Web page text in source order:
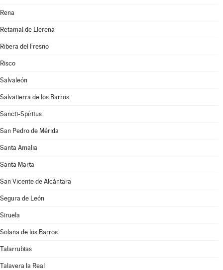
Rena
Retamal de Llerena
Ribera del Fresno
Risco
Salvaleón
Salvatierra de los Barros
Sancti-Spíritus
San Pedro de Mérida
Santa Amalia
Santa Marta
San Vicente de Alcántara
Segura de León
Siruela
Solana de los Barros
Talarrubias
Talavera la Real